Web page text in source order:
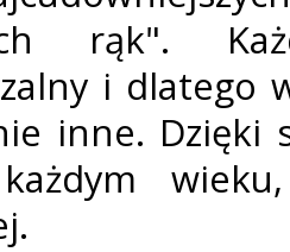
rąk".
i dlatego
inne.